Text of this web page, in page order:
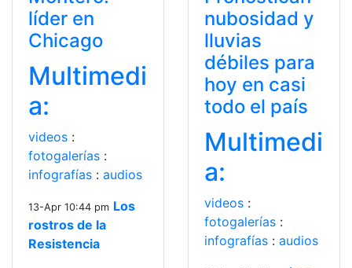
líder en
Chicago
Multimedi
a:
videos :
fotogalerías :
infografías : audios
13-Apr 10:44 pm Los
rostros de la
Resistencia
nubosidad y
lluvias
débiles para
hoy en casi
todo el país
Multimedi
a:
videos :
fotogalerías :
infografías : audios